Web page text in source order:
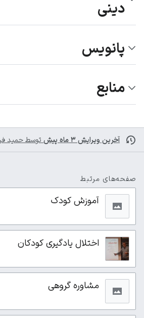
دینی
پانویس
منابع
آخرین ویرایش ۳ ماه پیش توسط حمید
صفحه‌های مرتبط
آموزش کودک
اختلال یادگیری کودکان
مشاوره گروهی